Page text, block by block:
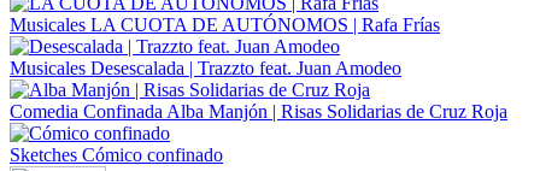
Musicales LA CUOTA DE AUTÓNOMOS | Rafa Frías
Musicales Desescalada | Trazzto feat. Juan Amodeo
Comedia Confinada Alba Manjón | Risas Solidarias de Cruz Roja
Sketches Cómico confinado